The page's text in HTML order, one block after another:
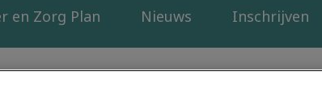
en Zorg Plan Nieuws Inschrijven